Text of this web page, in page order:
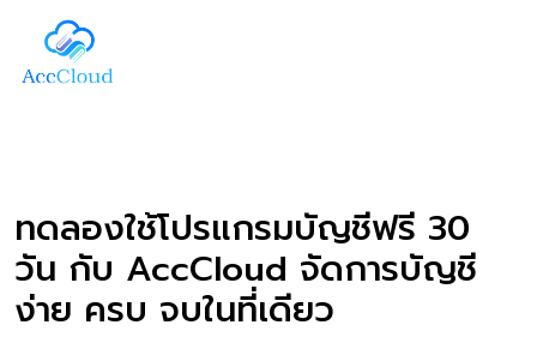
ทดลองใช้โปรแกรมบัญชีฟรี 30
วัน กับ AccCloud จัดการบัญชี
ง่าย ครบ จบในที่เดียว